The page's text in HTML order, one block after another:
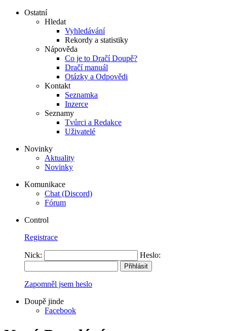
Ostatní
Hledat
Vyhledávání
Rekordy a statistiky
Nápověda
Co je to Dračí Doupě?
Dračí manuál
Otázky a Odpovědi
Kontakt
Seznamka
Inzerce
Seznamy
Tvůrci a Redakce
Uživatelé
Novinky
Aktuality
Novinky
Komunikace
Chat (Discord)
Fórum
Control
Registrace
Nick: Heslo:
Zapomněl jsem heslo
Doupě jinde
Facebook